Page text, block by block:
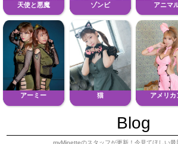
天使と悪魔 ゾンビ アニマ
アーミー 猫 アメリカ
Blog
myMinetteのスタッフが更新！今見てほしい